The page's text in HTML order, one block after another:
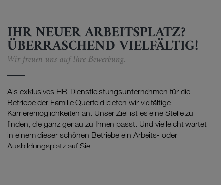
IHR NEUER ARBEITSPLATZ?
ÜBERRASCHEND VIELFÄLTIG!
Wir freuen uns auf Ihre Bewerbung.
Als exklusives HR-Dienstleistungsunternehmen für die
Betriebe der Familie Querfeld bieten wir vielfältige
Karrieremöglichkeiten an. Unser Ziel ist es eine Stelle zu
finden, die ganz genau zu Ihnen passt. Und vielleicht wartet
in einem dieser schönen Betriebe ein Arbeits- oder
Ausbildungsplatz auf Sie.